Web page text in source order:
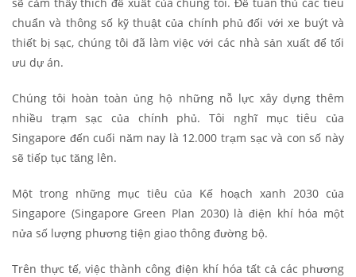
chuẩn và thông số kỹ thuật của chính phủ đối với xe buýt và
thiết bị sạc, chúng tôi đã làm việc với các nhà sản xuất để tối
ưu dự án.
Chúng tôi hoàn toàn ủng hộ những nỗ lực xây dựng thêm
nhiều trạm sạc của chính phủ. Tôi nghĩ mục tiêu của
Singapore đến cuối năm nay là 12.000 trạm sạc và con số này
sẽ tiếp tục tăng lên.
Một trong những mục tiêu của Kế hoạch xanh 2030 của
Singapore (Singapore Green Plan 2030) là điện khí hóa một
nửa số lượng phương tiện giao thông đường bộ.
Trên thực tế, việc thành công điện khí hóa tất cả các phương